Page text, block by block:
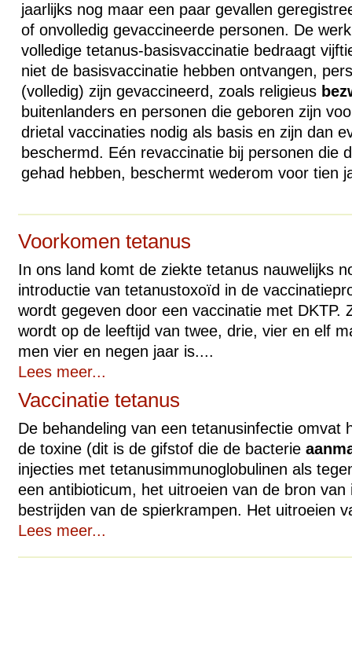
jaarlijks nog maar een paar gevallen
of onvolledig gevaccineerde personen. De
volledige tetanus-basisvaccinatie bedraagt
niet de basisvaccinatie hebben ontvangen,
(volledig) zijn gevaccineerd, zoals religieus
buitenlanders en personen die geboren zijn
drietal vaccinaties nodig als basis en zijn dan
beschermd. Eén revaccinatie bij personen die
gehad hebben, beschermt wederom voor tien
Voorkomen tetanus
In ons land komt de ziekte tetanus nauwelijks
introductie van tetanustoxoïd in de
wordt gegeven door een vaccinatie met DKTP.
wordt op de leeftijd van twee, drie, vier en elf
men vier en negen jaar is....
Lees meer...
Vaccinatie tetanus
De behandeling van een tetanusinfectie omvat
de toxine (dit is de gifstof die de bacterie
injecties met tetanusimmunoglobulinen als
een antibioticum, het uitroeien van de bron van
bestrijden van de spierkrampen. Het uitroeien
Lees meer...